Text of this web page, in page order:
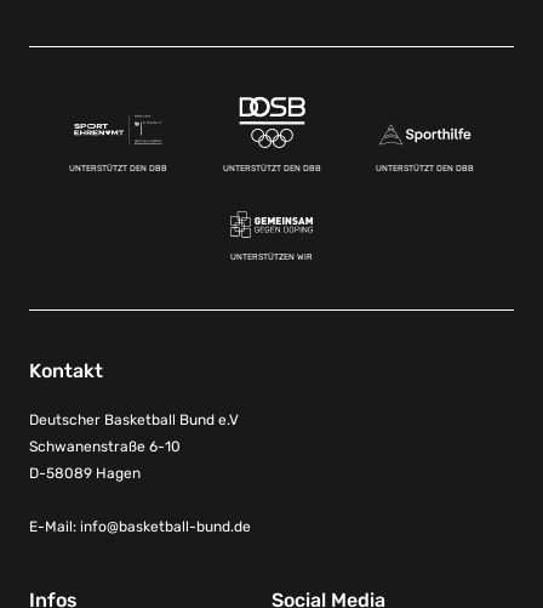
UNTERSTÜTZT DEN DBB UNTERSTÜTZT DEN DBB UNTERSTÜTZT DEN DBB
UNTERSTÜTZEN WIR
Kontakt
Deutscher Basketball Bund e.V
Schwanenstraße 6-10
D-58089 Hagen
E-Mail: info@basketball-bund.de
Infos Social Media